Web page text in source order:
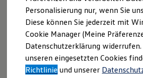
Kombis
Kompaktwagen
Sportwagen
Schnell verfügbare Fahrzeuge
Angebote und Produkte
Aktuelle Angebote
E-Auto-Förderung
Volkswagen Marktplatz
Personalisierung nur, wenn Sie
Diese können Sie jederzeit mit
Cookie Manager (Meine
Datenschutzerklärung
unseren eingesetzten Cookies
Richtlinie und unserer